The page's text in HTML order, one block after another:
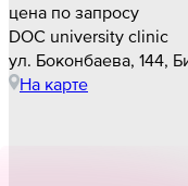
цена по запросу
DOC university clinic
ул. Боконбаева, 144,
На карте